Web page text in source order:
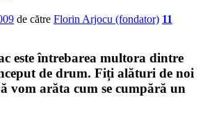
de către Florin Arjocu (fondator) 11
este întrebarea multora dintre
de drum. Fiți alături de noi
vom arăta cum se cumpără un